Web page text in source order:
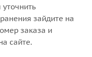
зайдите на
заказа и
сайте.